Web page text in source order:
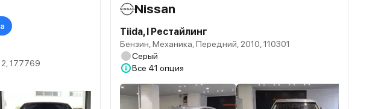
177769
Nissan
Tiida, I Рестайлинг
Бензин, Механика, Передний, 2010, 110301
Серый
Все 41 опция